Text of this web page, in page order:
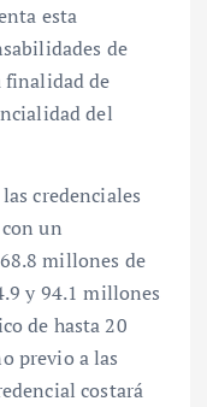
esta
de
finalidad de
del
credenciales
un
millones de
y 94.1 millones
de hasta 20
previo a las
costará